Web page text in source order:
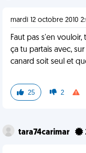
mardi 12 octobre 2010
Faut pas s'en vouloir,
ça tu partais avec,
canard soit seul et
25 2
tara74carimar